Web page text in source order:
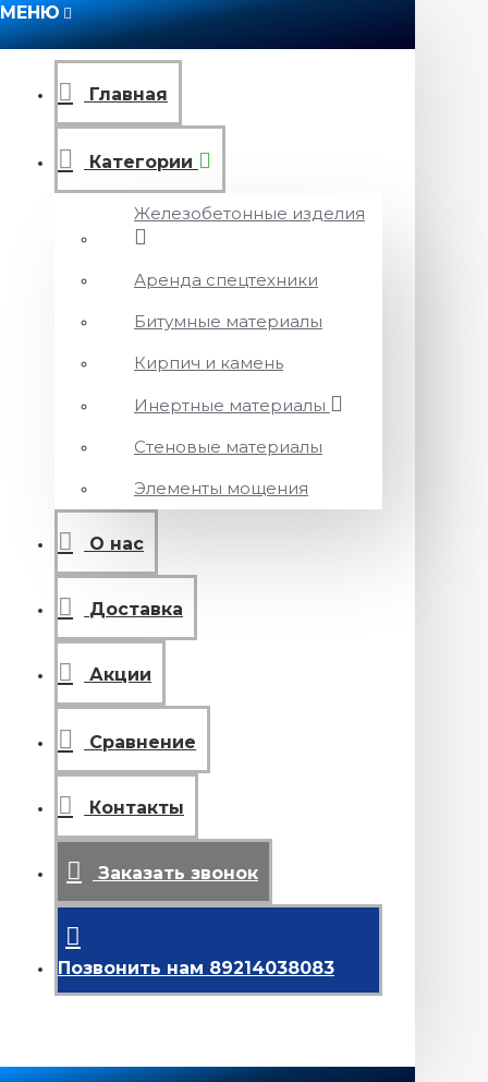
МЕНЮ
Главная
Категории
Железобетонные изделия
Аренда спецтехники
Битумные материалы
Кирпич и камень
Инертные материалы
Стеновые материалы
Элементы мощения
О нас
Доставка
Акции
Сравнение
Контакты
Заказать звонок
Позвонить нам 89214038083